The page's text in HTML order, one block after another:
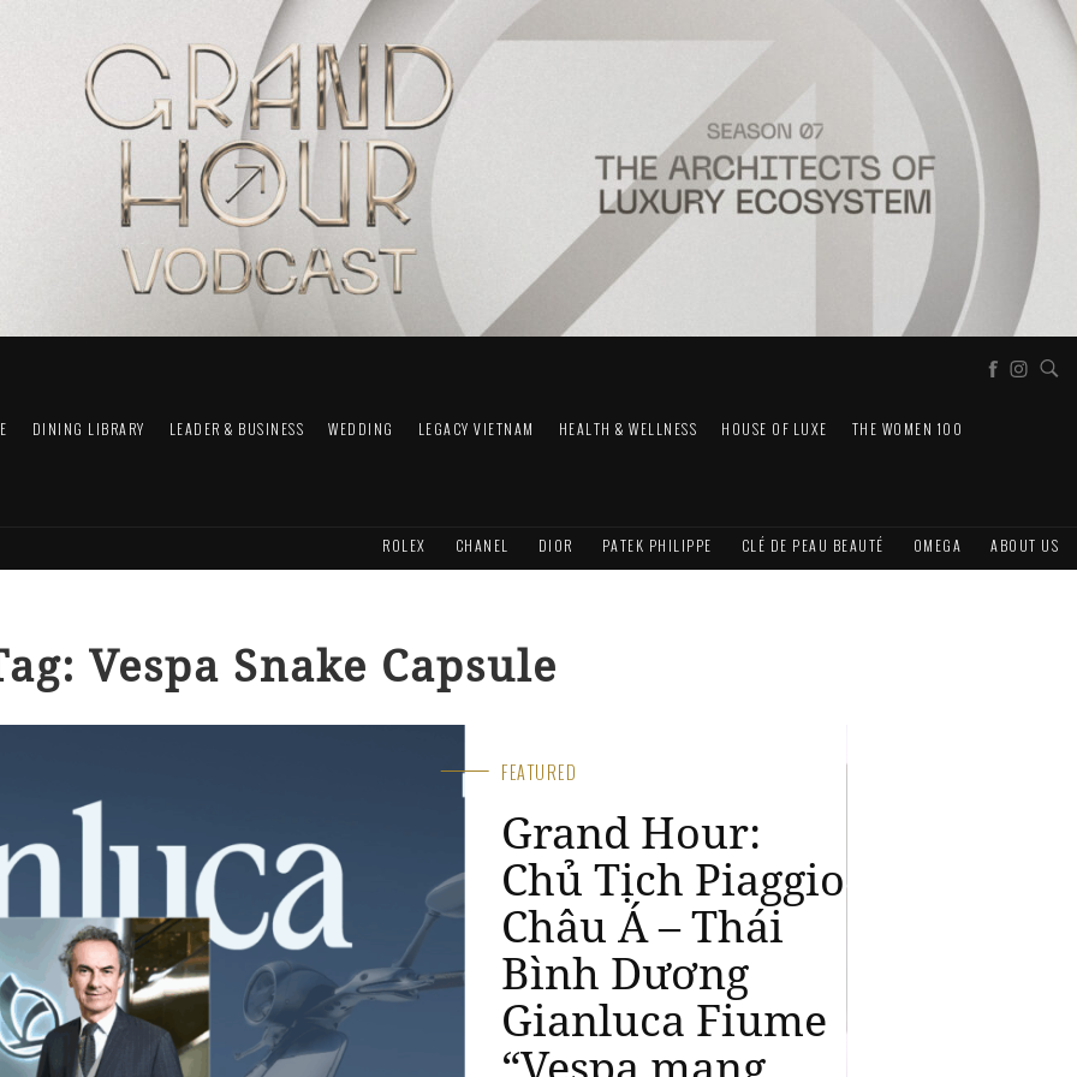
DINING LIBRARY LEADER & BUSINESS WEDDING LEGACY VIETNAM HEALTH & WELLNESS HOUSE OF LUXE THE WOMEN 100
ROLEX CHANEL DIOR PATEK PHILIPPE CLÉ DE PEAU BEAUTÉ OMEGA ABOUT US
Vespa Snake Capsule
FEATURED
Grand Hour:
Chủ Tịch Piaggio
Châu Á – Thái
Bình Dương
Gianluca Fiume